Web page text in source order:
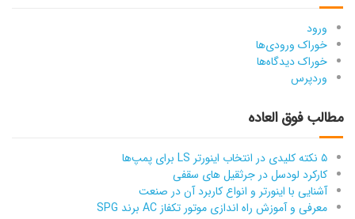
ورود
خوراک ورودی‌ها
خوراک دیدگاه‌ها
وردپرس
مطالب فوق العاده
۵ نکته کلیدی در انتخاب اینورتر LS برای پمپ‌ها
کارکرد لودسل در جرثقیل های سقفی
آشنایی با اینورتر و انواع کاربرد آن در صنعت
معرفی و آموزش راه اندازی موتور تکفاز AC برند SPG